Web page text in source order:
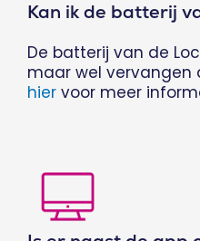
Kan ik de batterij
De batterij van de
maar wel vervangen
hier voor meer